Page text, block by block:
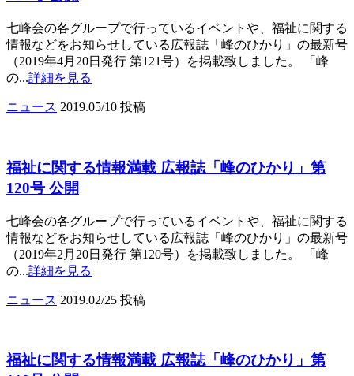
七峰会の各グループで行っているイベントや、福祉に関する
情報などをお知らせしている広報誌「峰のひかり」の最新号
（2019年4月20日発行 第121号）を掲載致しました。 「峰
の...詳細を見る
ニュース 2019.05/10 投稿
福祉に関する情報満載 広報誌「峰のひかり」第
120号 公開
七峰会の各グループで行っているイベントや、福祉に関する
情報などをお知らせしている広報誌「峰のひかり」の最新号
（2019年2月20日発行 第120号）を掲載致しました。 「峰
の...詳細を見る
ニュース 2019.02/25 投稿
福祉に関する情報満載 広報誌「峰のひかり」第